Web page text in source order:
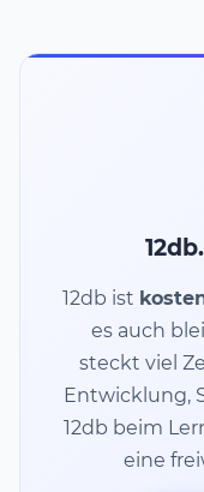
12db ist
es auch
steckt viel
Entwicklung,
12db beim
eine